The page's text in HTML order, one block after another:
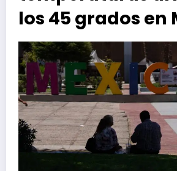
los 45 grados en